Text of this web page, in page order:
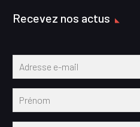
Recevez nos actus